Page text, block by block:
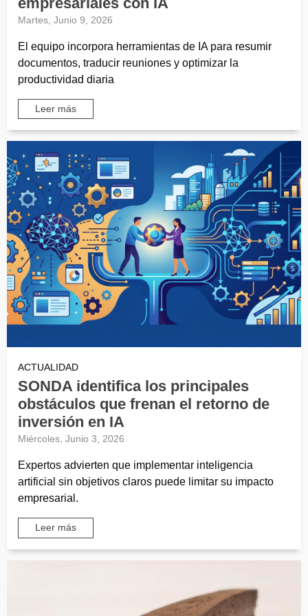
Martes, Junio 9, 2026
El equipo incorpora herramientas de IA para resumir
documentos, traducir reuniones y optimizar la
productividad diaria
Leer más
ACTUALIDAD
SONDA identifica los principales
obstáculos que frenan el retorno de
inversión en IA
Miércoles, Junio 3, 2026
Expertos advierten que implementar inteligencia
artificial sin objetivos claros puede limitar su impacto
empresarial.
Leer más